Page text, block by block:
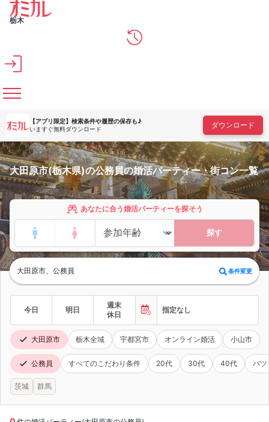
メインコンテンツへスキップ
栃木
【アプリ限定】 検索条件や履歴の保存も♪
いますぐ無料ダウンロード
ダウンロード
大田原市(栃木県)の公務員の婚活パーティー・街コン一覧
あなたに合う婚活パーティーを探そう
探す
大田原市、公務員 条件変更
今日 明日
週末
休日
指定なし
大田原市 栃木全域 宇都宮市 オンライン婚活 小山市
公務員 すべてのこだわり条件 20代 30代 40代 バ
茨城 群馬